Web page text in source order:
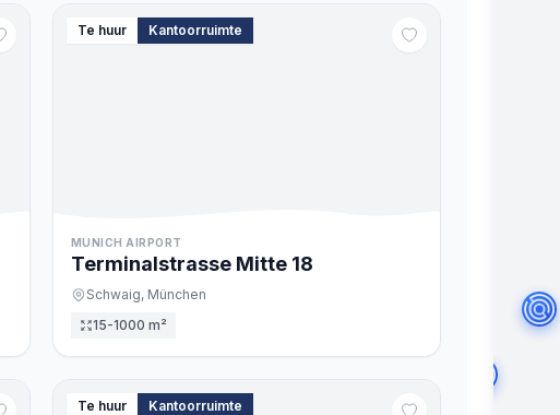
Te huur Kantoorruimte
MUNICH AIRPORT
Terminalstrasse Mitte 18
Schwaig, München
15-1000 m²
Te huur Kantoorruimte